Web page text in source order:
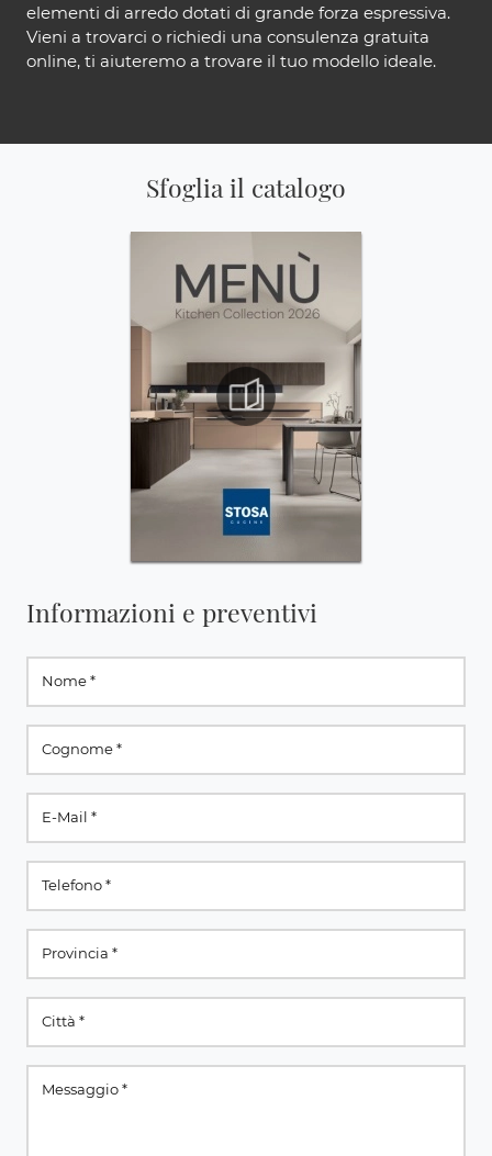
elementi di arredo dotati di grande forza espressiva.
Vieni a trovarci o richiedi una consulenza gratuita
online, ti aiuteremo a trovare il tuo modello ideale.
Sfoglia il catalogo
Informazioni e preventivi